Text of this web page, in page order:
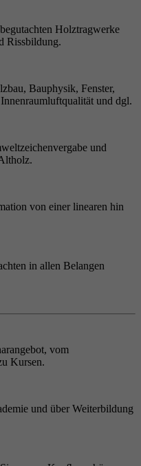
Holztragwerke
Rissbildung.
Bauphysik, Fenster,
und dgl.
und
von einer linearen hin
in allen Belangen
vom
Kursen.
und über Weiterbildung